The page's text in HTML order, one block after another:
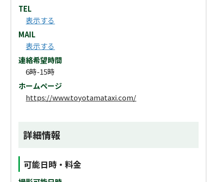
TEL
表示する
MAIL
表示する
連絡希望時間
6時-15時
ホームページ
https://www.toyotamataxi.com/
詳細情報
可能日時・料金